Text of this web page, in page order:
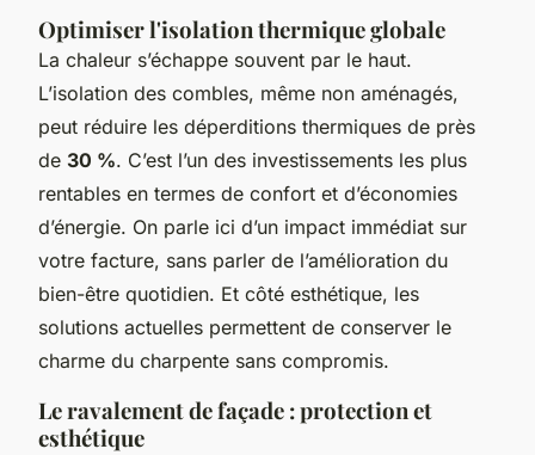
Optimiser l'isolation thermique globale
La chaleur s’échappe souvent par le haut.
L’isolation des combles, même non aménagés,
peut réduire les déperditions thermiques de près
de 30 %. C’est l’un des investissements les plus
rentables en termes de confort et d’économies
d’énergie. On parle ici d’un impact immédiat sur
votre facture, sans parler de l’amélioration du
bien-être quotidien. Et côté esthétique, les
solutions actuelles permettent de conserver le
charme du charpente sans compromis.
Le ravalement de façade : protection et
esthétique